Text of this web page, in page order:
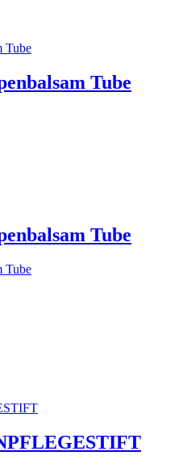
Tube
Tube